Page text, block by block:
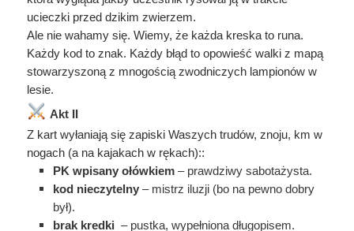
ucieczki przed dzikim zwierzem.
Ale nie wahamy się. Wiemy, że każda kreska to runa.
Każdy kod to znak. Każdy błąd to opowieść walki z mapą
stowarzyszoną z mnogością zwodniczych lampionów w
lesie.
Akt II
Z kart wyłaniają się zapiski Waszych trudów, znoju, km w
nogach (a na kajakach w rękach)::
PK wpisany ołówkiem – prawdziwy sabotażysta.
kod nieczytelny– mistrz iluzji (bo na pewno dobry
był).
brak kredki – pustka, wypełniona długopisem.